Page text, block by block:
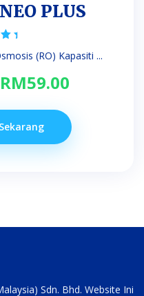
PLUS
(RO) Kapasiti ...
Original
was:
RM109.00.
RM59.00
is:
RM59.00.
Sdn. Bhd. Website Ini